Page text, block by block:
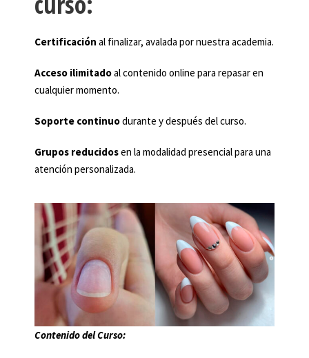
Certificación al finalizar, avalada por nuestra academia.
Acceso ilimitadoal contenido online para repasar en
cualquier momento.
Soporte continuodurante y después del curso.
Grupos reducidosen la modalidad presencial para una
atención personalizada.
Contenido del Curso: